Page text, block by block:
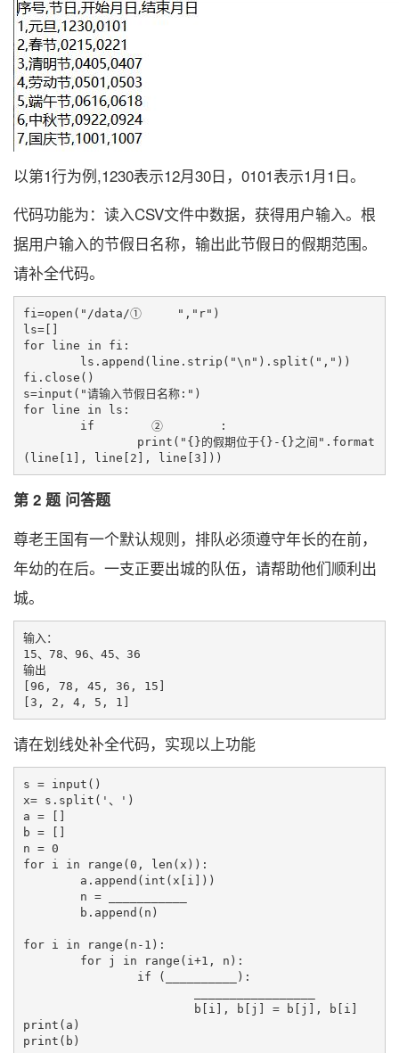
以第1行为例,1230表示12月30日，0101表示1月1日。
代码功能为：读入CSV文件中数据，获得用户输入。根
据用户输入的节假日名称，输出此节假日的假期范围。
请补全代码。
fi=open("/data/①     ","r")
ls=[]
for line in fi:
fi.close()
s=input("请输入节假日名称:")
for line in ls:
第 2 题 问答题
尊老王国有一个默认规则，排队必须遵守年长的在前，
年幼的在后。一支正要出城的队伍，请帮助他们顺利出
城。
输入：
15、78、96、45、36
输出
[96, 78, 45, 36, 15]
请在划线处补全代码，实现以上功能
s = input()
x= s.split('、')
a = []
b = []
n = 0
for i in range(0, len(x)):
for i in range(n-1):
print(a)